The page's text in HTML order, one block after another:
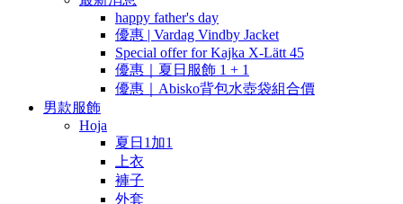
happy father's day
優惠 | Vardag Vindby Jacket
Special offer for Kajka X-Lätt 45
優惠｜夏日服飾 1 + 1
優惠｜Abisko背包水壺袋組合價
男款服飾
Hoja
夏日1加1
上衣
褲子
外套